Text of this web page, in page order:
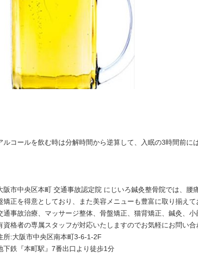
ルコールを飲む時は分解時間から逆算して、入眠の3時間前に
阪市中央区本町 交通事故認定院 にじいろ鍼灸整骨院では、腰
矯正を得意としており、また美容メニューも豊富に取り揃え
通事故治療、マッサージ整体、骨盤矯正、猫背矯正、鍼灸、
資格者の専属スタッフが対応いたしますのでお気軽にお問い合
所:大阪市中央区南本町3-6-1-2F
下鉄『本町駅』7番出口より徒歩1分